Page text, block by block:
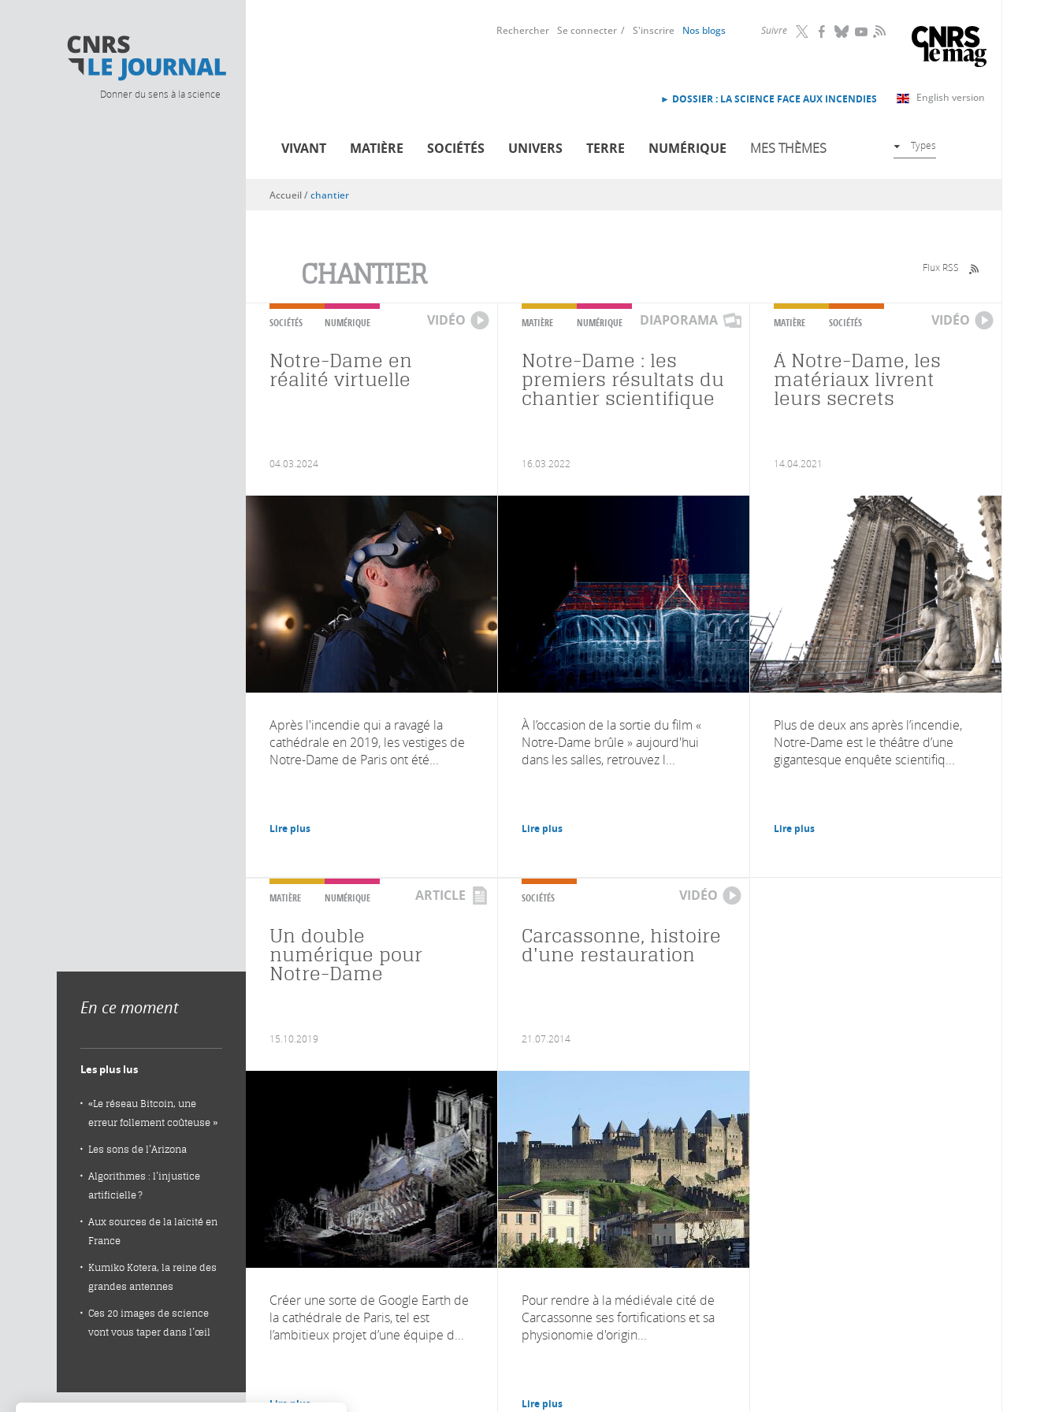
Donner du sens à la science
Suivre RSS
Rechercher Se connecter S'inscrire Nos blogs
English version
► DOSSIER : LA SCIENCE FACE AUX INCENDIES
VIVANT MATIÈRE SOCIÉTÉS UNIVERS TERRE NUMÉRIQUE MES THÈMES Types
Vous êtes ici
Accueil/chantier
CHANTIER Flux RSS
SOCIÉTÉS NUMÉRIQUE VIDÉO
Notre-Dame en
réalité virtuelle
04.03.2024
Après l'incendie qui a ravagé la
cathédrale en 2019, les vestiges de
Notre-Dame de Paris ont été...
Lire plus
MATIÈRE NUMÉRIQUE DIAPORAMA
Notre-Dame : les
premiers résultats du
chantier scientifique
16.03.2022
À l’occasion de la sortie du film «
Notre-Dame brûle » aujourd'hui
dans les salles, retrouvez l...
Lire plus
MATIÈRE SOCIÉTÉS VIDÉO
À Notre-Dame, les
matériaux livrent
leurs secrets
14.04.2021
Plus de deux ans après l’incendie,
Notre-Dame est le théâtre d’une
gigantesque enquête scientifiq...
Lire plus
MATIÈRE NUMÉRIQUE ARTICLE
Un double
numérique pour
Notre-Dame
15.10.2019
Créer une sorte de Google Earth de
la cathédrale de Paris, tel est
l’ambitieux projet d’une équipe d...
Lire plus
SOCIÉTÉS VIDÉO
Carcassonne, histoire
d'une restauration
21.07.2014
Pour rendre à la médiévale cité de
Carcassonne ses fortifications et sa
physionomie d'origin...
Lire plus
En ce moment
Les plus lus
«Le réseau Bitcoin, une
erreur follement coûteuse »
Les sons de l’Arizona
Algorithmes : l’injustice
artificielle ?
Aux sources de la laïcité en
France
Kumiko Kotera, la reine des
grandes antennes
Ces 20 images de science
vont vous taper dans l’œil